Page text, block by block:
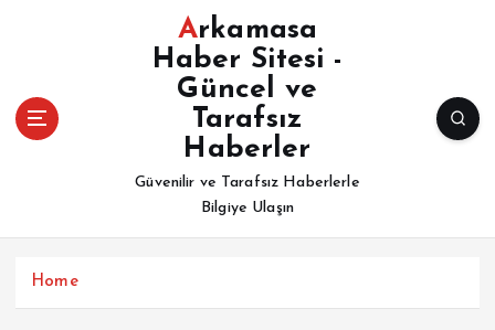
l
Arkamasa
Haber Sitesi -
Güncel ve
Tarafsız
Haberler
Güvenilir ve Tarafsız Haberlerle
Bilgiye Ulaşın
Home